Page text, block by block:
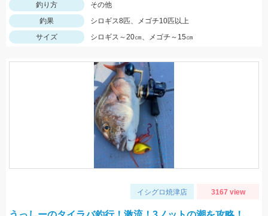
釣り方
その他
釣果
シロギス8匹、メゴチ10匹以上
サイズ
シロギス～20㎝、メゴチ～15㎝
イシグロ焼津店 3167 view